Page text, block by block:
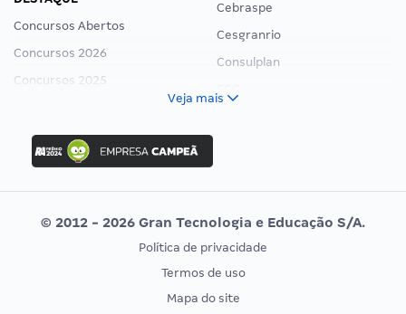
Concursos Abertos
Concursos 2026
Concursos 2025
Concurso Ibama
Concurso MPU
Editais publicados
Cebraspe
Cesgranrio
Consulplan
Vunesp
CONCURSOS POR PROFISSÃO
EXAME DE ORDEM
Veja mais
© 2012 - 2026 Gran Tecnologia e Educação S/A.
Política de privacidade
Termos de uso
Mapa do site